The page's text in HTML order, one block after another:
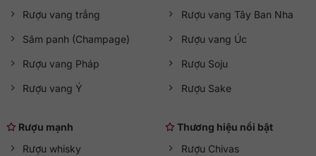
Rượu vang trắng
Sâm panh (Champage)
Rượu vang Pháp
Rượu vang Ý
Rượu vang Tây Ban Nha
Rượu vang Úc
Rượu Soju
Rượu Sake
Rượu mạnh
Rượu whisky
Thương hiệu nổi bật
Rượu Chivas